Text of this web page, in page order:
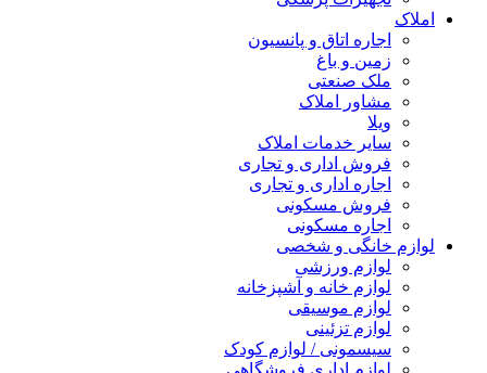
املاک
اجاره اتاق و پانسیون
زمین و باغ
ملک صنعتی
مشاور املاک
ویلا
سایر خدمات املاک
فروش اداری و تجاری
اجاره اداری و تجاری
فروش مسکونی
اجاره مسکونی
لوازم خانگی و شخصی
لوازم ورزشی
لوازم خانه و آشپزخانه
لوازم موسیقی
لوازم تزئینی
سیسمونی / لوازم کودک